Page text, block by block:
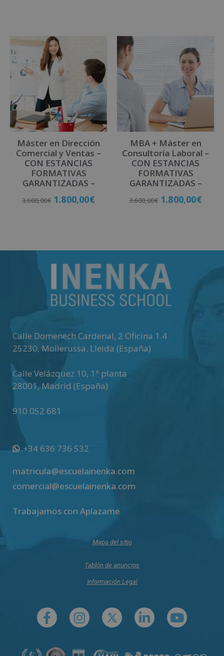
Máster en Dirección
Comercial y Ventas –
CON ESTANCIAS
FORMATIVAS
GARANTIZADAS –
3.600,00€ 1.800,00€
MBA + Máster en
Consultoría Laboral –
CON ESTANCIAS
FORMATIVAS
GARANTIZADAS –
3.600,00€ 1.800,00€
Calle Domenech Cardenal, 2 Oficina 1.4
25230, Mollerussa. Lleida (España)
Calle Velázquez 10, 1ª planta
28001,Madrid (España)
910 052 681
+34 636 736 532
matricula@escuelainenka.com
comercial@escuelainenka.com
Trabajamos con Aplazame
Mapa del sitio
Tablón de anuncios
Información Legal